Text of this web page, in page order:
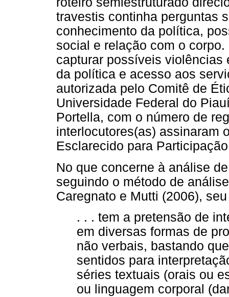
travestis continha perguntas
conhecimento da política,
social e relação com o
capturar possíveis violências
da política e acesso aos
autorizada pelo Comitê de
Universidade Federal do
Portella, com o número de
interlocutores(as) assinaram
Esclarecido para
No que concerne à análise
seguindo o método de
Caregnato e Mutti (2006),
. . . tem a pretensão de
em diversas formas de
não verbais, bastando
sentidos para
séries textuais (orais ou
ou linguagem corporal